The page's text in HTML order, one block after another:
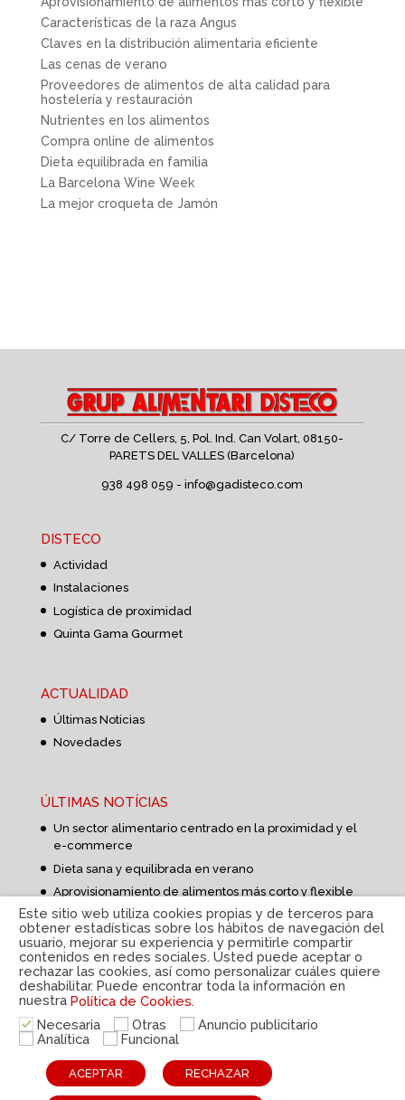
Características de la raza Angus
Claves en la distribución alimentaria eficiente
Las cenas de verano
Proveedores de alimentos de alta calidad para
hostelería y restauración
Nutrientes en los alimentos
Compra online de alimentos
Dieta equilibrada en familia
La Barcelona Wine Week
La mejor croqueta de Jamón
C/ Torre de Cellers, 5, Pol. Ind. Can Volart,08150-
PARETS DEL VALLES (Barcelona)
938 498 059 -info@gadisteco.com
DISTECO
Actividad
Instalaciones
Logística de proximidad
Quinta Gama Gourmet
ACTUALIDAD
Últimas Noticias
Novedades
ÚLTIMAS NOTÍCIAS
Un sector alimentario centrado en la proximidad y el
e-commerce
Dieta sana y equilibrada en verano
Aprovisionamiento de alimentos más corto y flexible
Política de privacidad|
cookies| Sistema interno de información|
© Disteco
2022
Este sitio web utiliza cookies propias y de terceros para
obtener estadísticas sobre los hábitos de navegación del
usuario, mejorar su experiencia y permitirle compartir
contenidos en redes sociales. Usted puede aceptar o
rechazar las cookies, así como personalizar cuáles quiere
deshabilitar. Puede encontrar toda la información en
nuestra Política de Cookies.
Necesaria
Otras
Anuncio publicitario
Analítica
Funcional
ACEPTAR RECHAZAR
ESP CAT